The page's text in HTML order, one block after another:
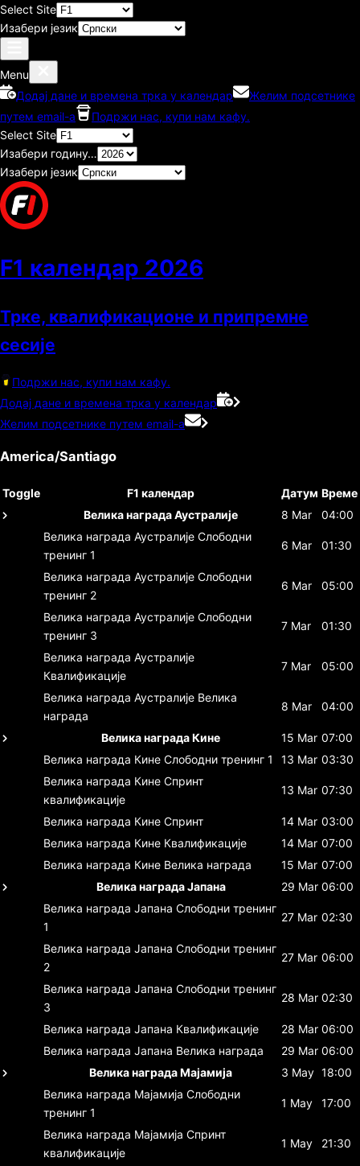
Select Site
Изабери језик
Menu
Додај дане и времена трка у календар
Желим подсетнике
путем email-а
Подржи нас, купи нам кафу.
Select Site
Изабери годину…
Изабери језик
F1 календар 2026
Трке, квалификационе и припремне
сесије
Подржи нас, купи нам кафу.
Додај дане и времена трка у календар
Желим подсетнике путем email-а
America/Santiago
Toggle F1 календар Датум Време
Велика награда Аустралије
8 Mar
04:00
Велика награда Аустралије Слободни
тренинг 1
6 Mar 01:30
Велика награда Аустралије Слободни
тренинг 2
6 Mar 05:00
Велика награда Аустралије Слободни
тренинг 3
7 Mar 01:30
Велика награда Аустралије
Квалификације
7 Mar 05:00
Велика награда Аустралије Велика
награда
8 Mar 04:00
Велика награда Кине 15 Mar 07:00
Велика награда Кине Слободни тренинг 1 13 Mar 03:30
Велика награда Кине Спринт
квалификације
13 Mar 07:30
Велика награда Кине Спринт 14 Mar 03:00
Велика награда Кине Квалификације 14 Mar 07:00
Велика награда Кине Велика награда 15 Mar 07:00
Велика награда Јапана
29 Mar 06:00
Велика награда Јапана Слободни тренинг
1
27 Mar 02:30
Велика награда Јапана Слободни тренинг
2
27 Mar 06:00
Велика награда Јапана Слободни тренинг
3
28 Mar 02:30
Велика награда Јапана Квалификације 28 Mar 06:00
Велика награда Јапана Велика награда 29 Mar 06:00
Велика награда Мајамија
3 May 18:00
Велика награда Мајамија Слободни
тренинг 1
1 May 17:00
Велика награда Мајамија Спринт
квалификације
1 May 21:30